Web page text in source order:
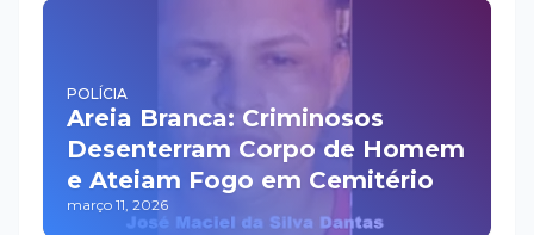
POLÍCIA
Areia Branca: Criminosos
Desenterram Corpo de Homem
e Ateiam Fogo em Cemitério
março 11, 2026